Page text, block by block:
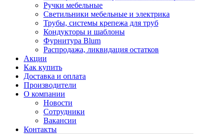
Ручки мебельные
Светильники мебельные и электрика
Трубы, системы крепежа для труб
Кондукторы и шаблоны
Фурнитура Blum
Распродажа, ликвидация остатков
Акции
Как купить
Доставка и оплата
Производители
О компании
Новости
Сотрудники
Вакансии
Контакты